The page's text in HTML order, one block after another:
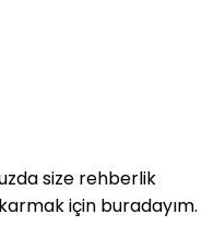
size rehberlik
için buradayım.